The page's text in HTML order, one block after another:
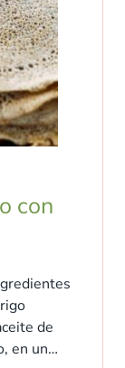
con
de
en un…